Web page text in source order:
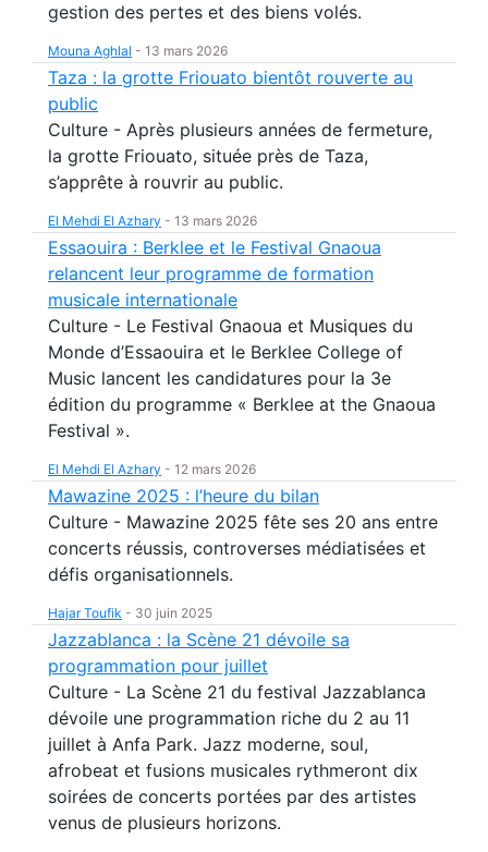
gestion des pertes et des biens volés.
Mouna Aghlal - 13 mars 2026
Taza : la grotte Friouato bientôt rouverte au
public
Culture - Après plusieurs années de fermeture,
la grotte Friouato, située près de Taza,
s’apprête à rouvrir au public.
El Mehdi El Azhary - 13 mars 2026
Essaouira : Berklee et le Festival Gnaoua
relancent leur programme de formation
musicale internationale
Culture - Le Festival Gnaoua et Musiques du
Monde d’Essaouira et le Berklee College of
Music lancent les candidatures pour la 3e
édition du programme « Berklee at the Gnaoua
Festival ».
El Mehdi El Azhary - 12 mars 2026
Mawazine 2025 : l’heure du bilan
Culture - Mawazine 2025 fête ses 20 ans entre
concerts réussis, controverses médiatisées et
défis organisationnels.
Hajar Toufik - 30 juin 2025
Jazzablanca : la Scène 21 dévoile sa
programmation pour juillet
Culture - La Scène 21 du festival Jazzablanca
dévoile une programmation riche du 2 au 11
juillet à Anfa Park. Jazz moderne, soul,
afrobeat et fusions musicales rythmeront dix
soirées de concerts portées par des artistes
venus de plusieurs horizons.